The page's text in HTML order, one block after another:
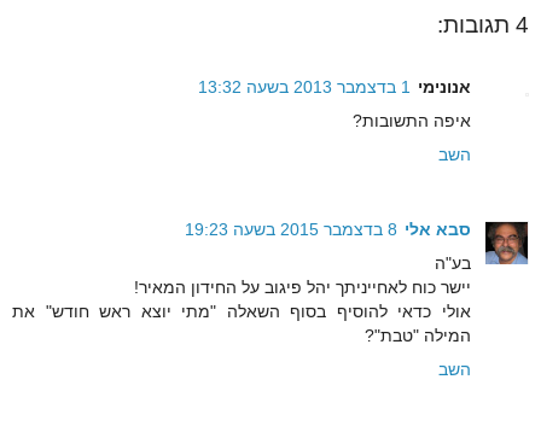
4 תגובות:
אנונימי 1 בדצמבר 2013 בשעה 13:32
איפה התשובות?
השב
סבא אלי 8 בדצמבר 2015 בשעה 19:23
בע"ה
יישר כוח לאחייניתך יהל פיגוב על החידון המאיר!
אולי כדאי להוסיף בסוף השאלה "מתי יוצא ראש חודש" את
המילה "טבת"?
השב